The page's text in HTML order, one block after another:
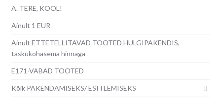
A. TERE, KOOL!
Ainult 1 EUR
Ainult ETTETELLITAVAD TOOTED HULGIPAKENDIS,
taskukohasema hinnaga
E171-VABAD TOOTED
Kõik PAKENDAMISEKS/ ESITLEMISEKS